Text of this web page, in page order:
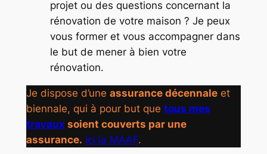
projet ou des questions concernant la
rénovation de votre maison ? Je peux
vous former et vous accompagner dans
le but de mener à bien votre
rénovation.
Je dispose d’une assurance décennaleet
biennale, qui à pour but que tous mes
travaux soient couverts par une
assurance. Ici la MAAF.